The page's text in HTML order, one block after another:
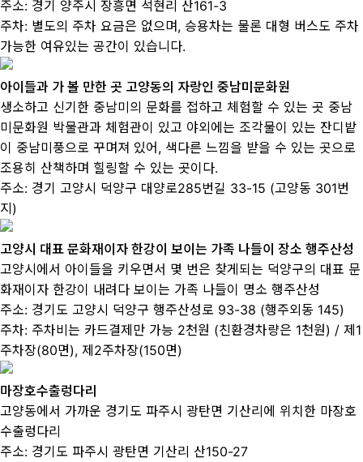
주소: 경기 양주시 장흥면 석현리 산161-3
주차: 별도의 주차 요금은 없으며, 승용차는 물론 대형 버스도 주차
가능한 여유있는 공간이 있습니다.
아이들과 가 볼 만한 곳 고양동의 자랑인 중남미문화원
생소하고 신기한 중남미의 문화를 접하고 체험할 수 있는 곳 중남
미문화원 박물관과 체험관이 있고 야외에는 조각물이 있는 잔디밭
이 중남미풍으로 꾸며져 있어, 색다른 느낌을 받을 수 있는 곳으로
조용히 산책하며 힐링할 수 있는 곳이다.
주소: 경기 고양시 덕양구 대양로285번길 33-15 (고양동 301번
지)
고양시 대표 문화재이자 한강이 보이는 가족 나들이 장소 행주산성
고양시에서 아이들을 키우면서 몇 번은 찾게되는 덕양구의 대표 문
화재이자 한강이 내려다 보이는 가족 나들이 명소 행주산성
주소: 경기도 고양시 덕양구 행주산성로 93-38 (행주외동 145)
주차: 주차비는 카드결제만 가능 2천원 (친환경차량은 1천원) / 제1
주차장(80면), 제2주차장(150면)
마장호수출렁다리
고양동에서 가까운 경기도 파주시 광탄면 기산리에 위치한 마장호
수출렁다리
주소: 경기도 파주시 광탄면 기산리 산150-27